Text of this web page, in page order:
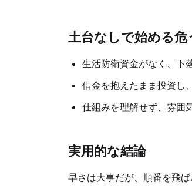
土台なしで始める危
生活防衛資金がなく、下
借金を抱えたまま投資し
仕組みを理解せず、雰囲
実用的な結論
早さは大事だが、順番を飛ば